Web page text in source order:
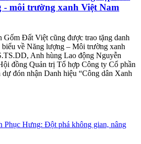
- môi trường xanh Việt Nam
Gốm Đất Việt cũng được trao tặng danh
biểu về Năng lượng – Môi trường xanh
Anh hùng Lao động Nguyễn
đồng Quản trị Tổ hợp Công ty Cổ phần
đón nhận Danh hiệu “Công dân Xanh